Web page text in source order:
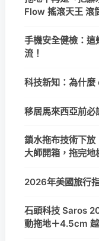
Flow 搖滾天王 滾
手機安全健檢：這
流！
科技新知：為什
移居馬來西亞前
鎖水拖布技術下
大師開箱，拖完地
2026年美國旅行
石頭科技 Saros
動拖地＋4.5cm